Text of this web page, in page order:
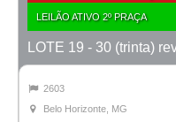
LEILÃO ATIVO 2º PRAÇA
2603
Belo Horizonte, MG